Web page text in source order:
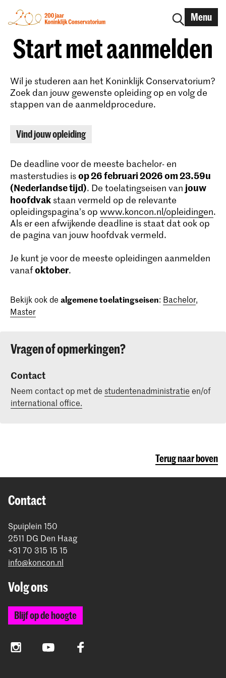
Menu
Start met aanmelden
Wil je studeren aan het Koninklijk Conservatorium?
Zoek dan jouw gewenste opleiding op en volg de
stappen van de aanmeldprocedure.
Vind jouw opleiding
De deadline voor de meeste bachelor- en
masterstudies isop 26 februari 2026 om 23.59u
(Nederlandse tijd). De toelatingseisen van jouw
hoofdvak staan vermeld op de relevante
opleidingspagina’s op www.koncon.nl/opleidingen.
Als er een afwijkende deadline is staat dat ook op
de pagina van jouw hoofdvak vermeld.
Je kunt je voor de meeste opleidingen aanmelden
vanafoktober.
Bekijk ook de algemene toelatingseisen: Bachelor,
Master
Vragen of opmerkingen?
Contact
Neem contact op met de studentenadministratie en/of
international office.
Terug naar boven
Contact
Spuiplein 150
2511 DG Den Haag
+31 70 315 15 15
info@koncon.nl
Volg ons
Blijf op de hoogte
InstagramYouTube Facebook